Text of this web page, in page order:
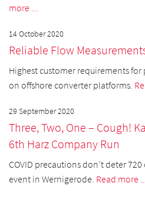
more ...
14 October 2020
Reliable Flow
Highest customer requirements
on offshore converter platforms.
29 September 2020
Three, Two, One – Cough!
6th Harz Company Run
COVID precautions don’t deter
event in Wernigerode. Read more